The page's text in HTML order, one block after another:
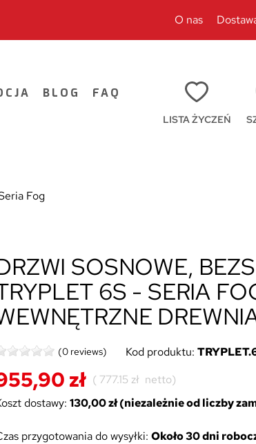
O nas
BLOG FAQ
LISTA ŻYCZEŃ
Fog
SOSNOWE,
6S - SERIA
(0 reviews) Kod produktu:
zł ( 777.15 zł netto)
dostawy: 130,00 zł (niezależnie od liczby
przygotowania do wysyłki: Około 30 dni